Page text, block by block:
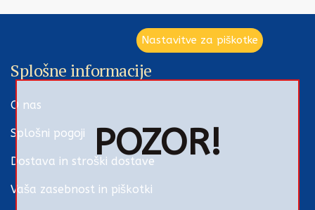
POZOR!
Nastavitve za piškotke
Splošne informacije
O nas
Splošni pogoji
Dostava in stroški dostave
Vaša zasebnost in piškotki